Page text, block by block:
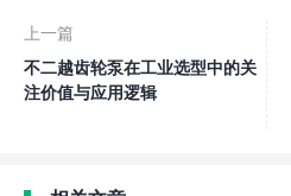
上一篇
不二越齿轮泵在工业选型中的关
注价值与应用逻辑